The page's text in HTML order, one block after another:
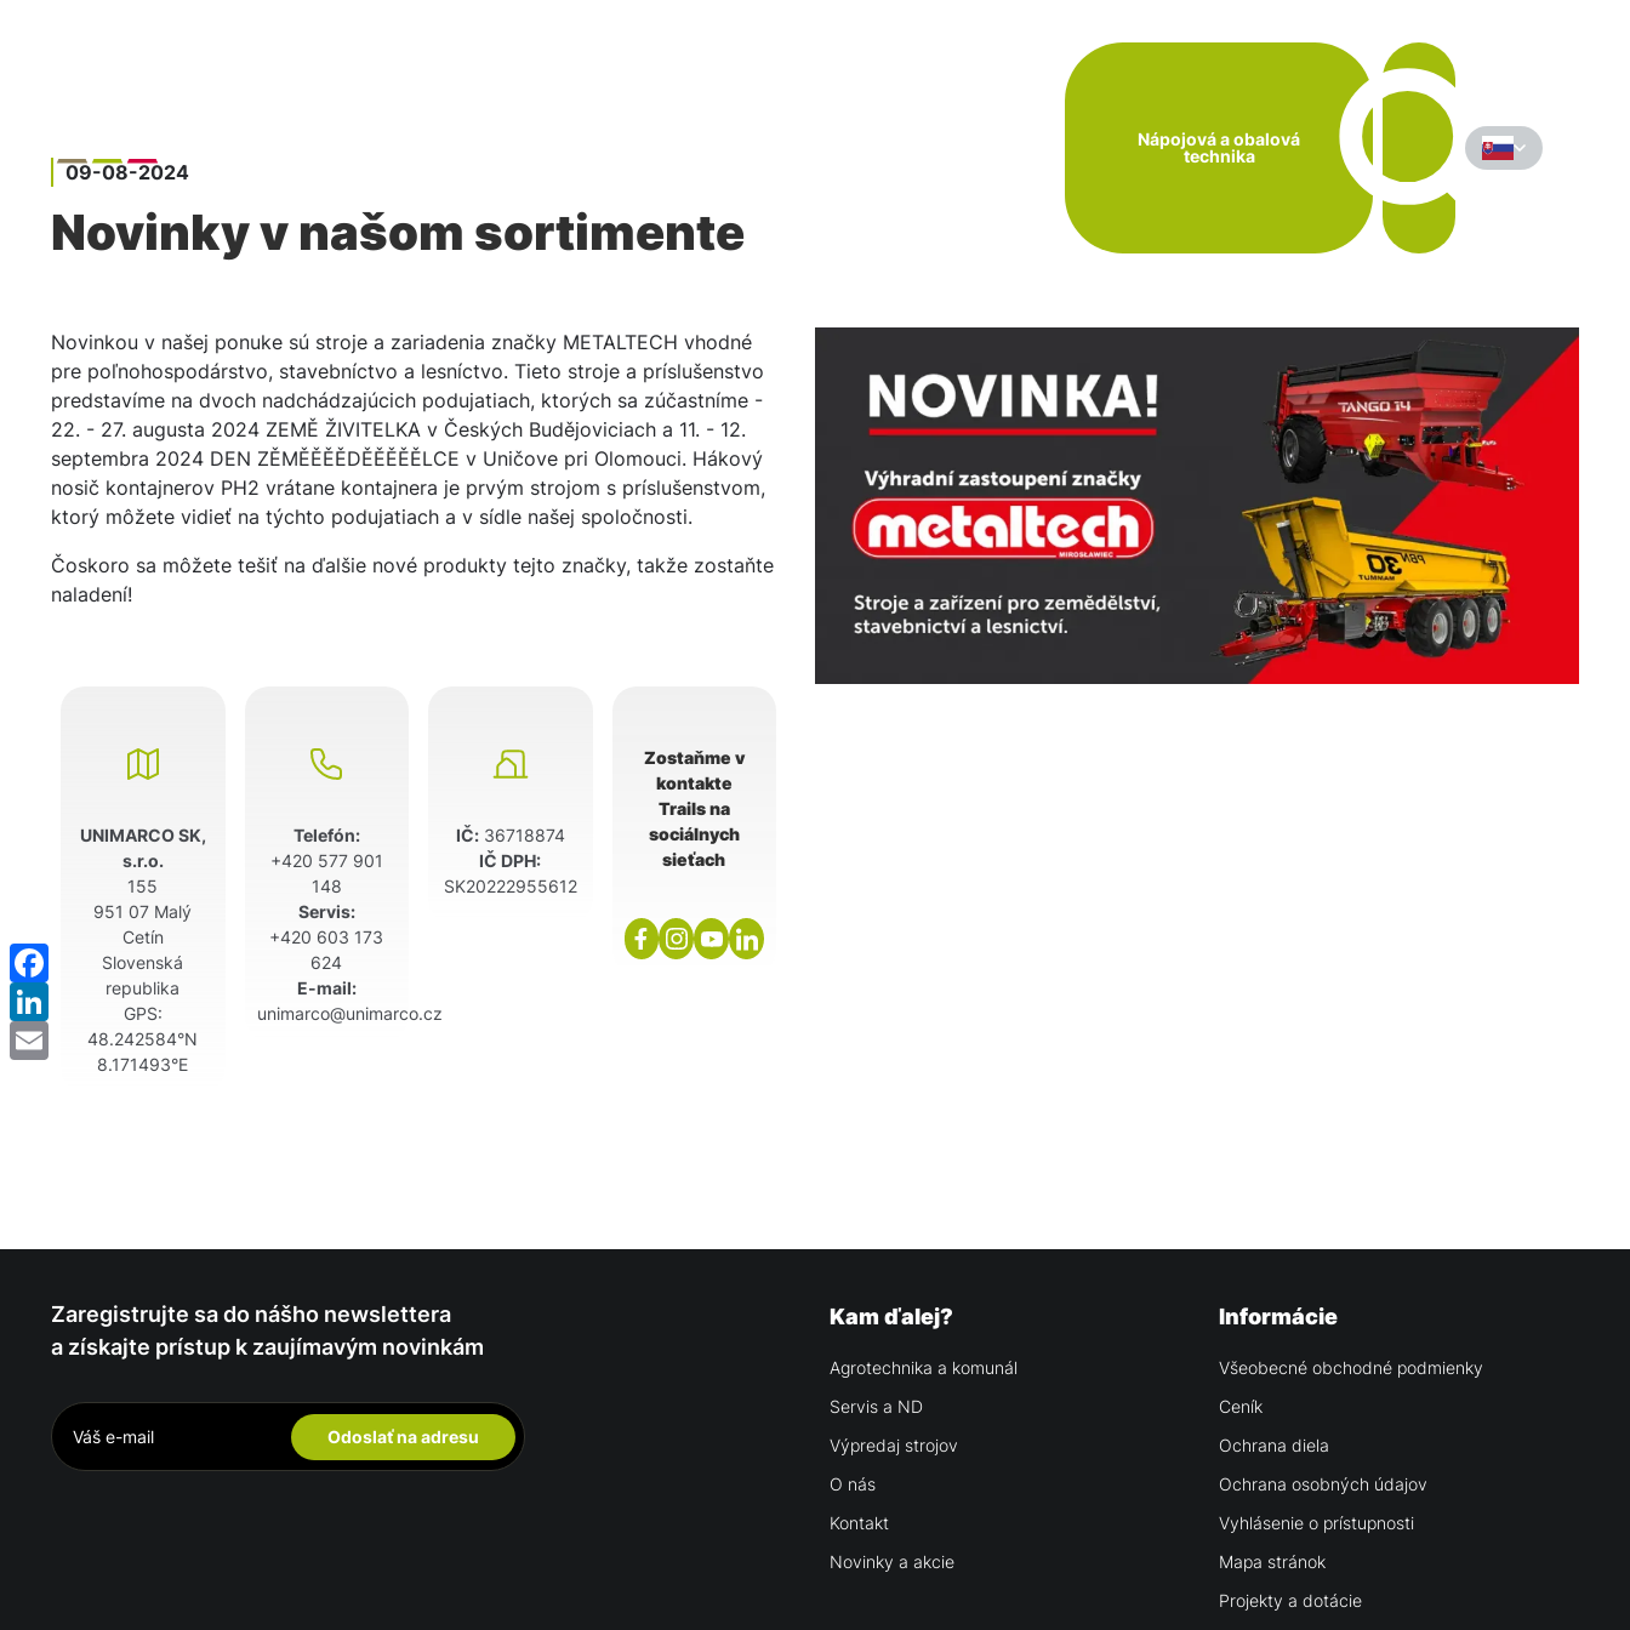
Nápojová a obalová
technika
09-08-2024
Novinky v našom sortimente
Novinkou v našej ponuke sú stroje a zariadenia značky METALTECH vhodné
pre poľnohospodárstvo, stavebníctvo a lesníctvo. Tieto stroje a príslušenstvo
predstavíme na dvoch nadchádzajúcich podujatiach, ktorých sa zúčastníme -
22. - 27. augusta 2024 ZEMĚ ŽIVITELKA v Českých Budějoviciach a 11. - 12.
septembra 2024 DEN ZĚMĚĚĚĚDĚĚĚĚĚLCE v Uničove pri Olomouci. Hákový
nosič kontajnerov PH2 vrátane kontajnera je prvým strojom s príslušenstvom,
ktorý môžete vidieť na týchto podujatiach a v sídle našej spoločnosti.
Čoskoro sa môžete tešiť na ďalšie nové produkty tejto značky, takže zostaňte
naladení!
Facebook
LinkedIn
Email
UNIMARCO SK,
s.r.o.
155
951 07 Malý
Cetín
Slovenská
republika
GPS:
48.242584°N
8.171493°E
Telefón:
+420 577 901
148
Servis:
+420 603 173
624
E-mail:
unimarco@unimarco.cz
IČ:36718874
IČ DPH:
SK20222955612
Zostaňme v
kontakte
Trails na
sociálnych
sieťach
Zaregistrujte sa do nášho newslettera
a získajte prístup k zaujímavým novinkám
Odoslať na adresu
Kam ďalej?
Agrotechnika a komunál
Servis a ND
Výpredaj strojov
O nás
Kontakt
Novinky a akcie
Informácie
Všeobecné obchodné podmienky
Ceník
Ochrana diela
Ochrana osobných údajov
Vyhlásenie o prístupnosti
Mapa stránok
Projekty a dotácie